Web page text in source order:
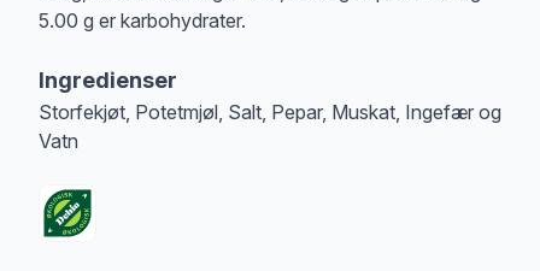
5.00 g er karbohydrater.
Ingredienser
Storfekjøt, Potetmjøl, Salt, Pepar, Muskat, Ingefær og
Vatn